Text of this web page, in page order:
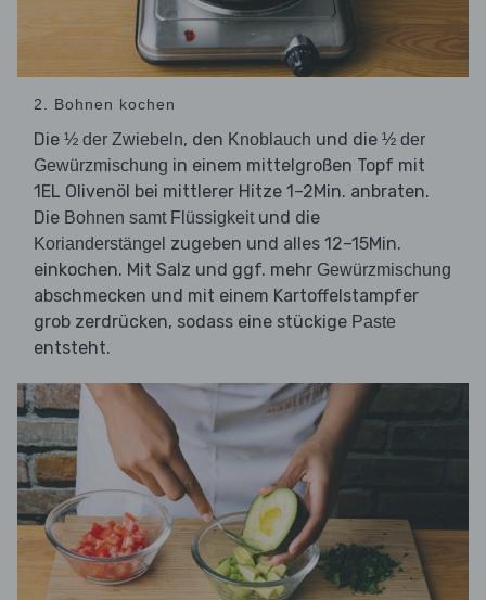
2. Bohnen kochen
Die ½ der Zwiebeln, den Knoblauch und die ½ der
Gewürzmischung in einem mittelgroßen Topf mit
1EL Olivenöl bei mittlerer Hitze 1–2Min. anbraten.
Die Bohnen samt Flüssigkeitund die
Korianderstängel zugeben und alles 12–15Min.
einkochen. Mit Salz und ggf. mehr Gewürzmischung
abschmecken und mit einem Kartoffelstampfer
grob zerdrücken, sodass eine stückige Paste
entsteht.